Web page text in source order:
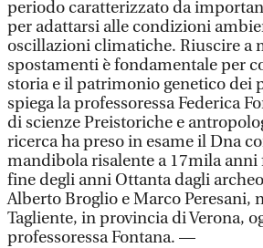
periodo caratterizzato da
per adattarsi alle condizioni
oscillazioni climatiche. Riuscire a
spostamenti è fondamentale per
storia e il patrimonio genetico dei
spiega la professoressa Federica
di scienze Preistoriche e
ricerca ha preso in esame il Dna
mandibola risalente a 17mila anni
fine degli anni Ottanta dagli
Alberto Broglio e Marco Peresani,
Tagliente, in provincia di Verona,
professoressa Fontana. —